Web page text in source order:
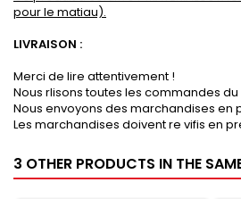
pour le matiau).
LIVRAISON :
Merci de lire attentivement !
Nous rlisons toutes les commandes
Nous envoyons des marchandises en
Les marchandises doivent re vifis en
3 OTHER PRODUCTS IN THE